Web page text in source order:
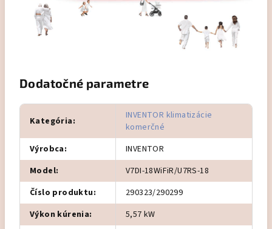
Dodatočné parametre
Kategória:
INVENTOR klimatizácie
komerčné
Výrobca:
INVENTOR
Model:
V7DI-18WiFiR/U7RS-18
Číslo produktu:
290323/290299
Výkon kúrenia:
5,57 kW